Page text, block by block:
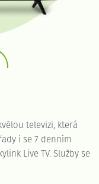
televizi, která
i se 7 denním
Live TV. Služby se